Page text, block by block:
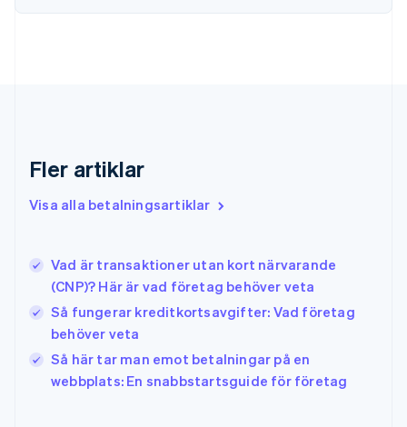
Fler artiklar
Visa alla betalningsartiklar
Vad är transaktioner utan kort närvarande
(CNP)? Här är vad företag behöver veta
Så fungerar kreditkortsavgifter: Vad företag
behöver veta
Så här tar man emot betalningar på en
webbplats: En snabbstartsguide för företag
简体中文
Indien
Irland
Italiano English
Japan
日本語
Kanada
English Français
Kroatien
EnglishItaliano